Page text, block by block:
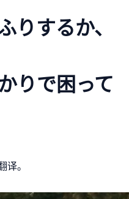
りするか、
りで困って
译。